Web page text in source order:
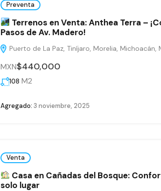
Preventa
Terrenos en Venta: Anthea Terra –
Pasos de Av. Madero!
Puerto de La Paz, Tiníjaro, Morelia, Michoacán,
MXN$440,000
108 M2
Agregado: 3 noviembre, 2025
Venta
Casa en Cañadas del Bosque:
solo lugar